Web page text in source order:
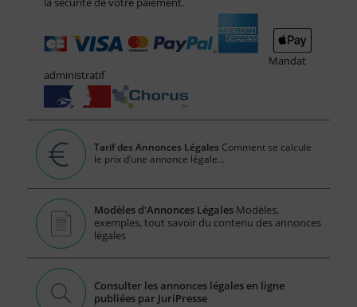
Mandat
administratif
Tarif des Annonces Légales Comment se calcule
le prix d’une annonce légale...
Modèles d'Annonces Légales Modèles,
exemples, tout savoir du contenu des annonces
légales
Consulter les annonces légales en ligne
publiées par JuriPresse